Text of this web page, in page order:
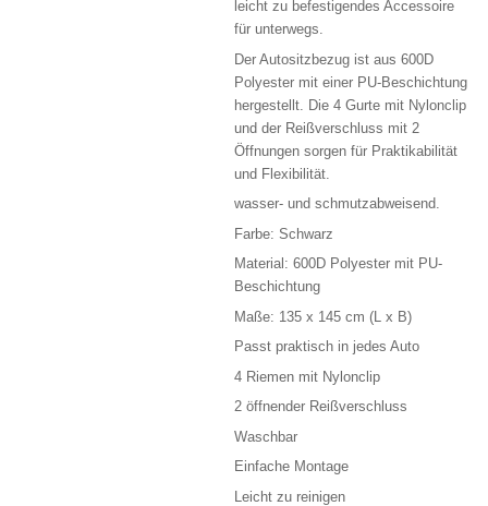
leicht zu befestigendes Accessoire
für unterwegs.
Der Autositzbezug ist aus 600D
Polyester mit einer PU-Beschichtung
hergestellt. Die 4 Gurte mit Nylonclip
und der Reißverschluss mit 2
Öffnungen sorgen für Praktikabilität
und Flexibilität.
wasser- und schmutzabweisend.
Farbe: Schwarz
Material: 600D Polyester mit PU-
Beschichtung
Maße: 135 x 145 cm (L x B)
Passt praktisch in jedes Auto
4 Riemen mit Nylonclip
2 öffnender Reißverschluss
Waschbar
Einfache Montage
Leicht zu reinigen